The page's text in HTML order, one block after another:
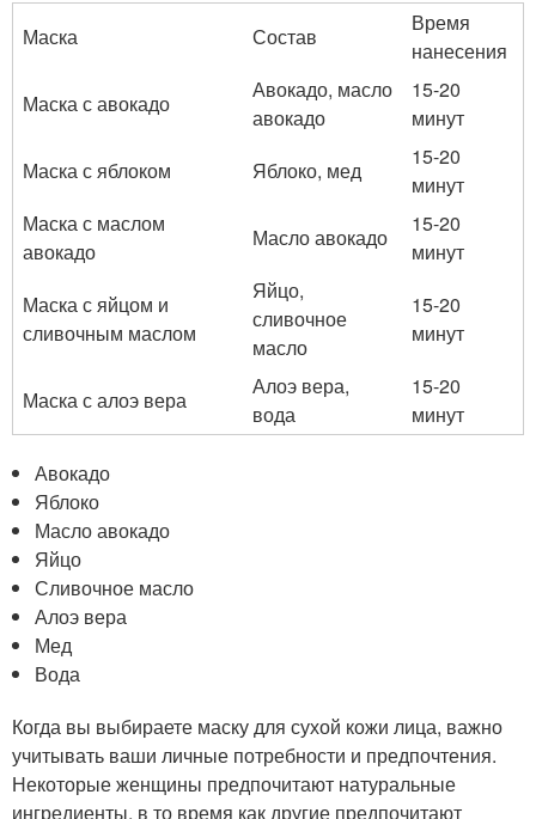
Маска Состав
Время
нанесения
Маска с авокадо
Авокадо, масло
авокадо
15-20
минут
Маска с яблоком
Яблоко, мед
15-20
минут
Маска с маслом
авокадо
Масло авокадо
15-20
минут
Маска с яйцом и
сливочным маслом
Яйцо,
сливочное
масло
15-20
минут
Маска с алоэ вера
Алоэ вера,
вода
15-20
минут
Авокадо
Яблоко
Масло авокадо
Яйцо
Сливочное масло
Алоэ вера
Мед
Вода
Когда вы выбираете маску для сухой кожи лица, важно
учитывать ваши личные потребности и предпочтения.
Некоторые женщины предпочитают натуральные
ингредиенты, в то время как другие предпочитают